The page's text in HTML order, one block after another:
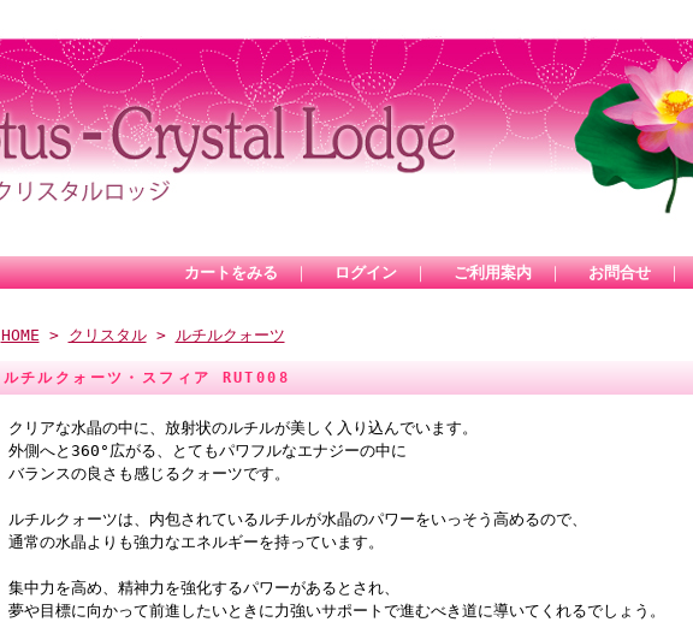
カートをみる ｜ ログイン ｜ ご利用案内 ｜ お問合せ ｜
HOME > クリスタル> ルチルクォーツ
ルチルクォーツ・スフィア RUT008
クリアな水晶の中に、放射状のルチルが美しく入り込んでいます。
外側へと360°広がる、とてもパワフルなエナジーの中に
バランスの良さも感じるクォーツです。
ルチルクォーツは、内包されているルチルが水晶のパワーをいっそう高めるので、
通常の水晶よりも強力なエネルギーを持っています。
集中力を高め、精神力を強化するパワーがあるとされ、
夢や目標に向かって前進したいときに力強いサポートで進むべき道に導いてくれるでしょう。